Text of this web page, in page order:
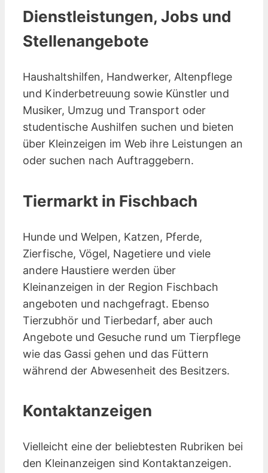
Dienstleistungen, Jobs und
Stellenangebote
Haushaltshilfen, Handwerker, Altenpflege
und Kinderbetreuung sowie Künstler und
Musiker, Umzug und Transport oder
studentische Aushilfen suchen und bieten
über Kleinzeigen im Web ihre Leistungen an
oder suchen nach Auftraggebern.
Tiermarkt in Fischbach
Hunde und Welpen, Katzen, Pferde,
Zierfische, Vögel, Nagetiere und viele
andere Haustiere werden über
Kleinanzeigen in der Region Fischbach
angeboten und nachgefragt. Ebenso
Tierzubhör und Tierbedarf, aber auch
Angebote und Gesuche rund um Tierpflege
wie das Gassi gehen und das Füttern
während der Abwesenheit des Besitzers.
Kontaktanzeigen
Vielleicht eine der beliebtesten Rubriken bei
den Kleinanzeigen sind Kontakt­anzeigen.